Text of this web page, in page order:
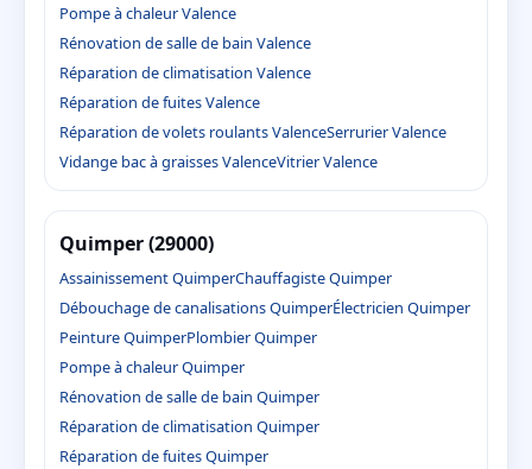
Pompe à chaleur Valence
Rénovation de salle de bain Valence
Réparation de climatisation Valence
Réparation de fuites Valence
Réparation de volets roulants ValenceSerrurier Valence
Vidange bac à graisses ValenceVitrier Valence
Quimper (29000)
Assainissement QuimperChauffagiste Quimper
Débouchage de canalisations QuimperÉlectricien Quimper
Peinture QuimperPlombier Quimper
Pompe à chaleur Quimper
Rénovation de salle de bain Quimper
Réparation de climatisation Quimper
Réparation de fuites Quimper